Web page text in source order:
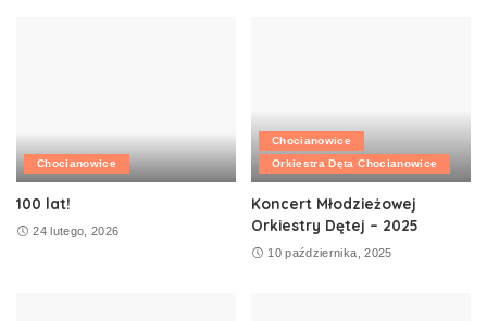
Chocianowice
100 lat!
24 lutego, 2026
Chocianowice
Orkiestra Dęta Chocianowice
Koncert Młodzieżowej
Orkiestry Dętej – 2025
10 października, 2025